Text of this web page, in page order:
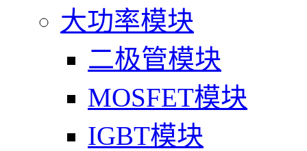
大功率模块
二极管模块
MOSFET模块
IGBT模块